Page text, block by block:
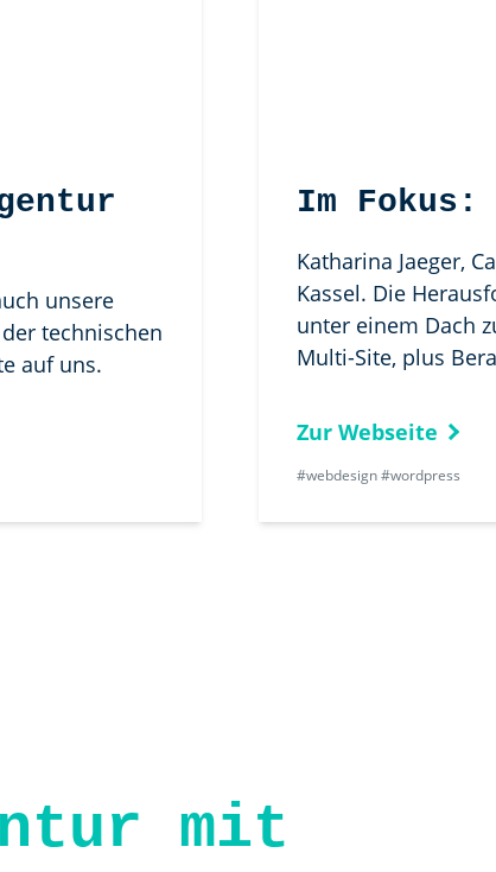
unsere
technischen
auf uns.
Im
Katharina Jaeger,
Kassel. Die
unter einem Dach
Multi-Site, plus
Zur Webseite
#webdesign #wordpress
mit